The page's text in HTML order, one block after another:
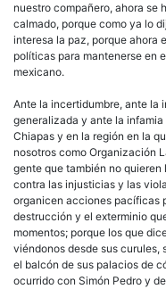
nuestro compañero, ahora se
calmado, porque como ya lo
interesa la paz, porque ahora
políticas para mantenerse en
mexicano.
Ante la incertidumbre, ante la
generalizada y ante la
Chiapas y en la región en la
nosotros como Organización
gente que también no
contra las injusticias y las
organicen acciones pacíficas
destrucción y el exterminio
momentos; porque los que
viéndonos desde sus curules,
el balcón de sus palacios de
ocurrido con Simón Pedro y